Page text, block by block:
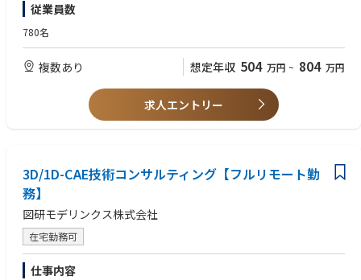
力化、女性／シニア人材によるパートタイム型）
従業員数
780名
複数あり 想定年収 504 万円 ~ 804 万円
求人エントリー
3D/1D-CAE技術コンサルティング【フルリモート勤
務】
図研モデリンクス株式会社
在宅勤務可
仕事内容